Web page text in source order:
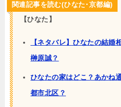
関連記事を読む(ひなた･京都編)
【ひなた】
【ネタバレ】ひなたの結婚
榊原誠？
ひなたの家はどこ？あかね
都市北区？